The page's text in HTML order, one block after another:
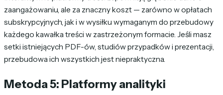
zaangażowaniu, ale za znaczny koszt — zarówno w opłatach
subskrypcyjnych, jak i w wysiłku wymaganym do przebudowy
każdego kawałka treści w zastrzeżonym formacie. Jeśli masz
setki istniejących PDF-ów, studiów przypadków i prezentacji,
przebudowa ich wszystkich jest niepraktyczna.
Metoda 5: Platformy analityki